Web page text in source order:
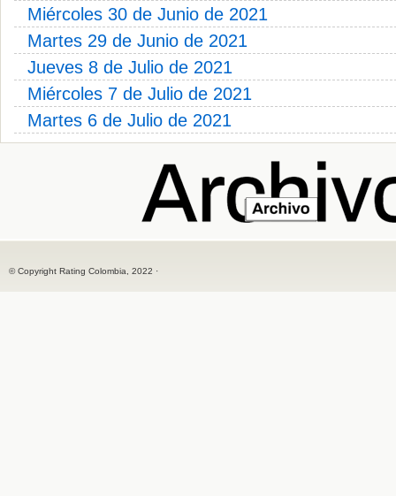
Miércoles 30 de Junio de 2021
Martes 29 de Junio de 2021
Jueves 8 de Julio de 2021
Miércoles 7 de Julio de 2021
Martes 6 de Julio de 2021
© Copyright Rating Colombia, 2022 ·